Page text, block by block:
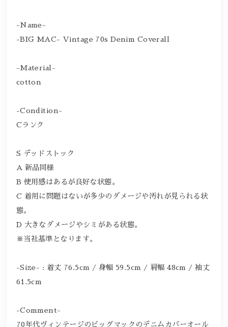
-Name-
-BIG MAC- Vintage 70s Denim Coverall
-Material-
cotton
-Condition-
Cランク
S デッドストック
A 新品同様
B 使用感はあるが良好な状態。
C 着用に問題はないが多少のダメージや汚れが見られる状
態。
D 大きなダメージやシミがある状態。
※当社基準となります。
-Size- : 着丈 76.5cm / 身幅 59.5cm / 肩幅 48cm / 袖丈
61.5cm
-Comment-
70年代ヴィンテージのビッグマックのデニムカバーオール